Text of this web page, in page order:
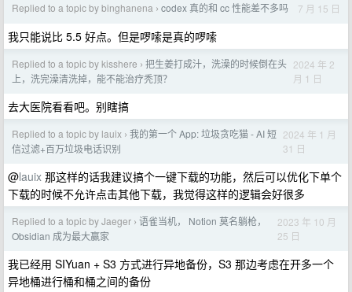
Replied to a topic by binghanena › codex 真的和 cc 性能差不多吗 7 月 15 日
我只能说比 5.5 好点。但是啰嗦是真的啰嗦
Replied to a topic by kisshere › 把生姜打成汁，洗澡的时候倒在头
上，洗完澡清洗掉，能不能治疗秃顶？
2024 年 2
月 1 日
去大医院看看吧。别瞎搞
Replied to a topic by lauix › 我的第一个 App: 垃圾贪吃猫 - AI 短
信过滤+百万垃圾电话识别
2024 年 1 月
31 日
@lauix 那这样的话我建议搞个一键下载的功能，然后可以优化下单个
下载的时候不允许点击其他下载，我觉得这样的逻辑会好很多
Replied to a topic by Jaeger › 语雀当机， Notion 莫名躺枪，
Obsidian 成为最大赢家
2023 年 10 月
25 日
我已经用 SIYuan + S3 方式进行异地备份，S3 那边考虑在开多一个
异地桶进行桶和桶之间的备份